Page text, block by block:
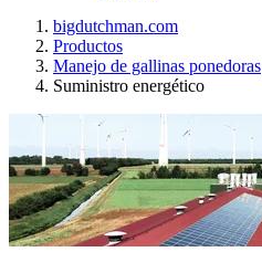
bigdutchman.com
Productos
Manejo de gallinas ponedoras
Suministro energético